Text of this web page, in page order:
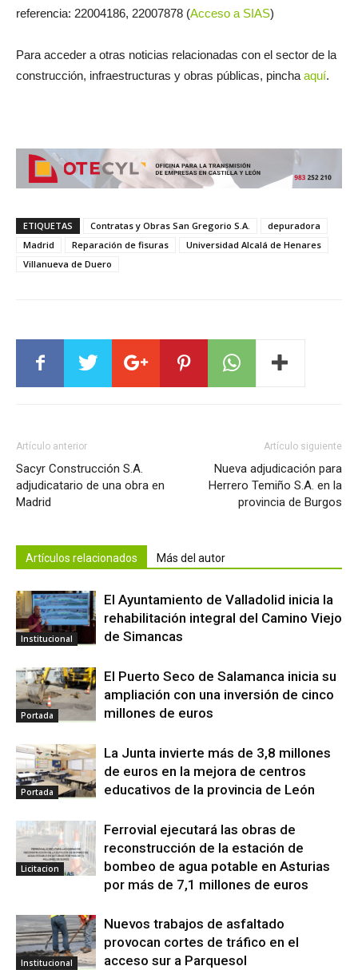
referencia: 22004186, 22007878 (Acceso a SIAS)
Para acceder a otras noticias relacionadas con el sector de la
construcción, infraestructuras y obras públicas, pincha aquí.
ETIQUETAS Contratas y Obras San Gregorio S.A.
depuradora
Madrid
Reparación de fisuras
Universidad Alcalá de Henares
Villanueva de Duero
Artículo anterior
Sacyr Construcción S.A.
adjudicatario de una obra en
Madrid
Artículo siguiente
Nueva adjudicación para
Herrero Temiño S.A. en la
provincia de Burgos
Artículos relacionados Más del autor
Institucional
El Ayuntamiento de Valladolid inicia la
rehabilitación integral del Camino Viejo
de Simancas
Portada
El Puerto Seco de Salamanca inicia su
ampliación con una inversión de cinco
millones de euros
Portada
La Junta invierte más de 3,8 millones
de euros en la mejora de centros
educativos de la provincia de León
Licitacion
Ferrovial ejecutará las obras de
reconstrucción de la estación de
bombeo de agua potable en Asturias
por más de 7,1 millones de euros
Institucional
Nuevos trabajos de asfaltado
provocan cortes de tráfico en el
acceso sur a Parquesol